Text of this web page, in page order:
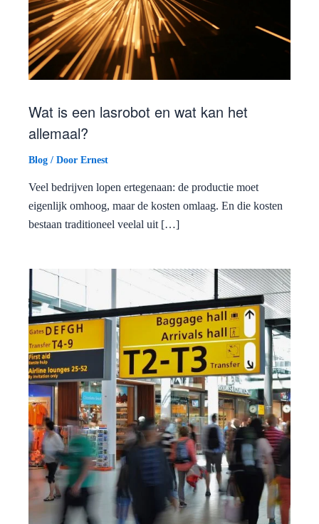
Wat is een lasrobot en wat kan het
allemaal?
Blog / Door Ernest
Veel bedrijven lopen ertegenaan: de productie moet
eigenlijk omhoog, maar de kosten omlaag. En die kosten
bestaan traditioneel veelal uit […]